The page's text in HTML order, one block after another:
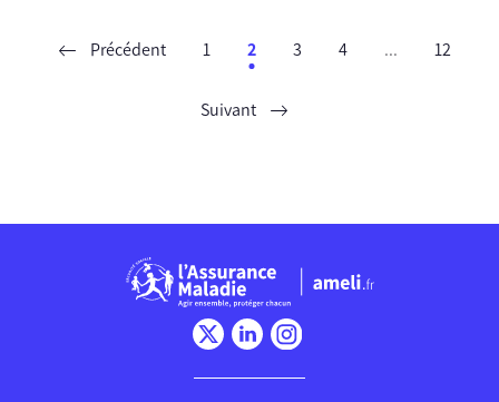
Précédent 1 2 3 4 ... 12
Suivant